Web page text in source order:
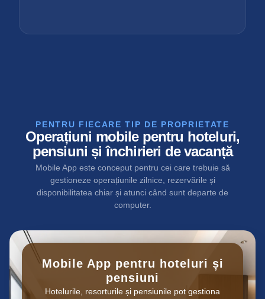
PENTRU FIECARE TIP DE PROPRIETATE
Operațiuni mobile pentru hoteluri,
pensiuni și închirieri de vacanță
Mobile App este conceput pentru cei care trebuie să
gestioneze operațiunile zilnice, rezervările și
disponibilitatea chiar și atunci când sunt departe de
computer.
Mobile App pentru hoteluri și
pensiuni
Hotelurile, resorturile și pensiunile pot gestiona